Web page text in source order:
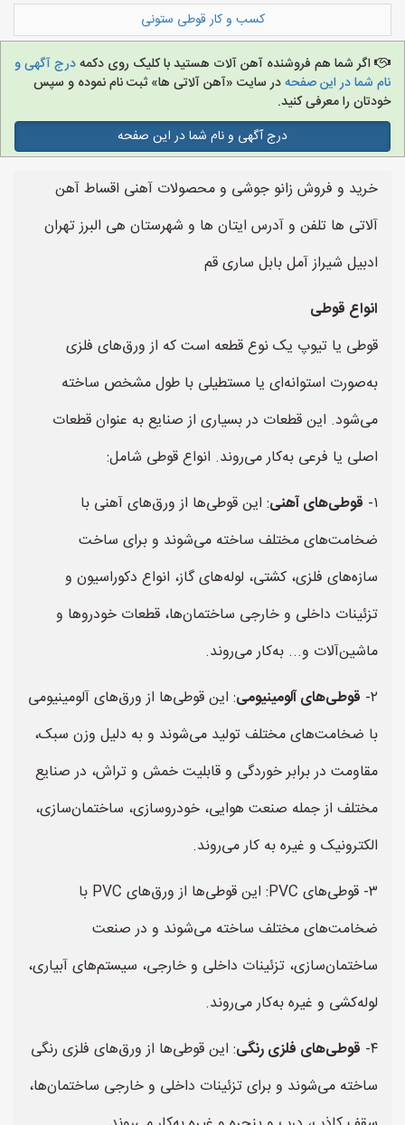
کسب و کار قوطی ستونی
اگر شما هم فروشنده آهن آلات هستید با کلیک روی دکمهدرج آگهی و
نام شما در این صفحهدر سایت «آهن آلاتی ها» ثبت نام نموده و سپس
خودتان را معرفی کنید.
درج آگهی و نام شما در این صفحه
خرید و فروش زانو جوشی و محصولات آهنی اقساط آهن
آلاتی ها تلفن و آدرس ایتان ها و شهرستان هی البرز تهران
ادبیل شیراز آمل بابل ساری قم
انواع قوطی
قوطی یا تیوپ یک نوع قطعه است که از ورق‌های فلزی
به‌صورت استوانه‌ای یا مستطیلی با طول مشخص ساخته
می‌شود. این قطعات در بسیاری از صنایع به عنوان قطعات
اصلی یا فرعی به‌کار می‌روند. انواع قوطی شامل:
۱- قوطی‌های آهنی: این قوطی‌ها از ورق‌های آهنی با
ضخامت‌های مختلف ساخته می‌شوند و برای ساخت
سازه‌های فلزی، کشتی، لوله‌های گاز، انواع دکوراسیون و
تزئینات داخلی و خارجی ساختمان‌ها، قطعات خودروها و
ماشین‌آلات و... به‌کار می‌روند.
۲- قوطی‌های آلومینیومی: این قوطی‌ها از ورق‌های آلومینیومی
با ضخامت‌های مختلف تولید می‌شوند و به دلیل وزن سبک،
مقاومت در برابر خوردگی و قابلیت خمش و تراش، در صنایع
مختلف از جمله صنعت هوایی، خودروسازی، ساختمان‌سازی،
الکترونیک و غیره به کار می‌روند.
۳- قوطی‌های PVC: این قوطی‌ها از ورق‌های PVC با
ضخامت‌های مختلف ساخته می‌شوند و در صنعت
ساختمان‌سازی، تزئینات داخلی و خارجی، سیستم‌های آبیاری،
لوله‌کشی و غیره به‌کار می‌روند.
۴- قوطی‌های فلزی رنگی: این قوطی‌ها از ورق‌های فلزی رنگی
ساخته می‌شوند و برای تزئینات داخلی و خارجی ساختمان‌ها،